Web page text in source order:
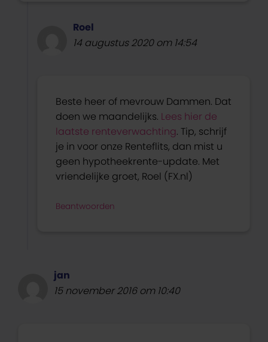
Roel
14 augustus 2020 om 14:54
Beste heer of mevrouw Dammen. Dat
doen we maandelijks. Lees hier de
laatste renteverwachting. Tip, schrijf
je in voor onze Renteflits, dan mist u
geen hypotheekrente-update. Met
vriendelijke groet, Roel (FX.nl)
Beantwoorden
jan
15 november 2016 om 10:40